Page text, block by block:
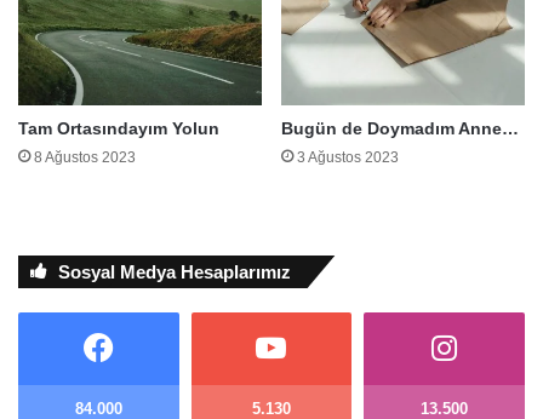
Tam Ortasındayım Yolun
8 Ağustos 2023
Bugün de Doymadım Anne…
3 Ağustos 2023
Sosyal Medya Hesaplarımız
84.000 5.130 13.500